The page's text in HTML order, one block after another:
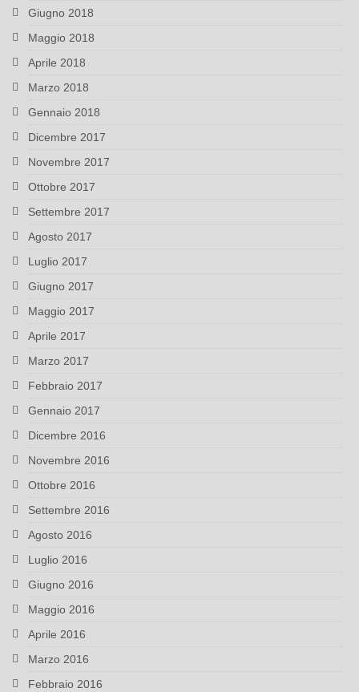
Giugno 2018
Maggio 2018
Aprile 2018
Marzo 2018
Gennaio 2018
Dicembre 2017
Novembre 2017
Ottobre 2017
Settembre 2017
Agosto 2017
Luglio 2017
Giugno 2017
Maggio 2017
Aprile 2017
Marzo 2017
Febbraio 2017
Gennaio 2017
Dicembre 2016
Novembre 2016
Ottobre 2016
Settembre 2016
Agosto 2016
Luglio 2016
Giugno 2016
Maggio 2016
Aprile 2016
Marzo 2016
Febbraio 2016